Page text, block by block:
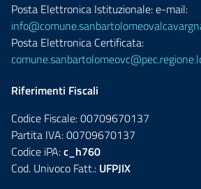
Posta Elettronica Istituzionale: e-mail:
Posta Elettronica Certificata:
Riferimenti Fiscali
Codice Fiscale: 00709670137
Partita IVA: 00709670137
Codice iPA:c_h760
Cod. Univoco Fatt.: UFPJIX